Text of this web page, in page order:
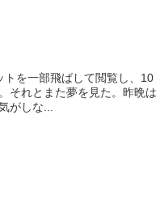
を一部飛ばして閲覧し、10
それとまた夢を見た。昨晩は
がしな...